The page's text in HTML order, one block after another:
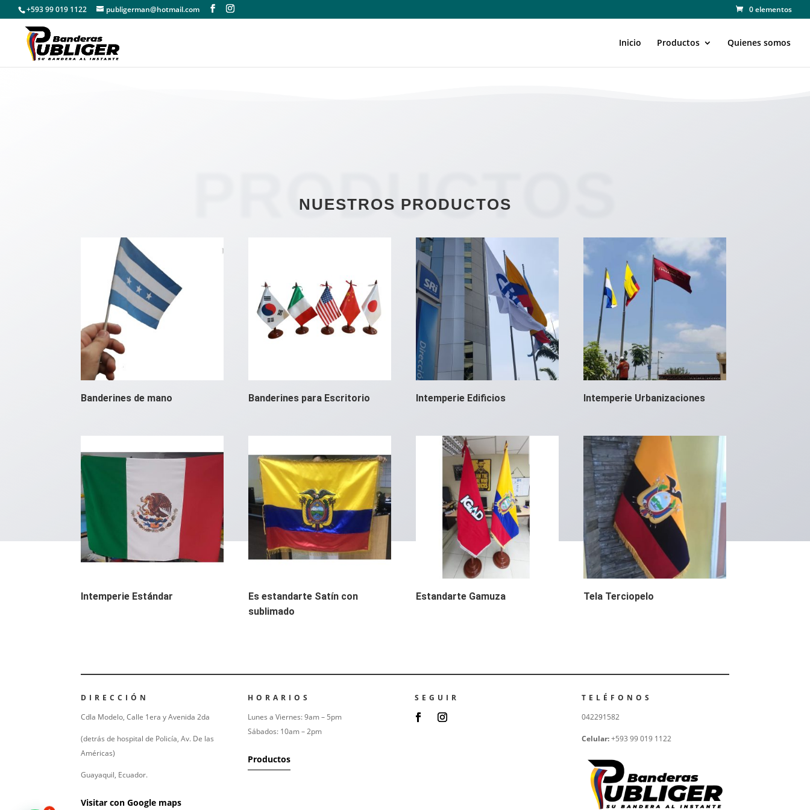
+593 99 019 1122 publigerman@hotmail.com 0 elementos
Inicio Productos Quienes somos
PRODUCTOS
NUESTROS PRODUCTOS
Banderines de mano Banderines para Escritorio Intemperie Edificios Intemperie Urbanizaciones
Intemperie Estándar
Es estandarte Satín con
sublimado
Estandarte Gamuza Tela Terciopelo
DIRECCIÓN
Cdla Modelo,Calle 1era y Avenida 2da
(detrás de hospital de Policía, Av. De las
Américas)
Guayaquil, Ecuador.
Visitar con Google maps
HORARIOS
Lunes a Viernes: 9am – 5pm
Sábados: 10am – 2pm
Productos
SEGUIR
TELÉFONOS
042291582
Celular:+593 99 019 1122